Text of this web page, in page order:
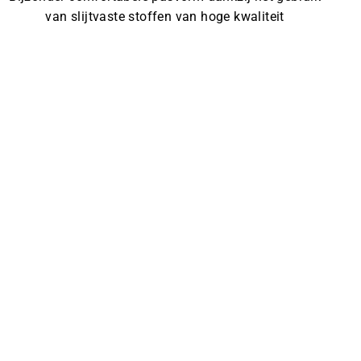
van slijtvaste stoffen van hoge kwaliteit